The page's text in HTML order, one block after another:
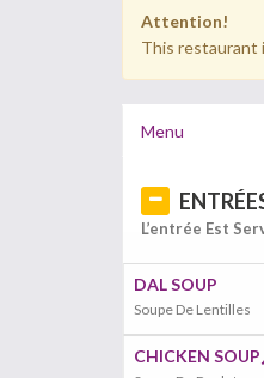
Attention!
This restaurant
Menu
L’entrée Est
DAL SOUP
Soupe De Lentilles
CHICKEN